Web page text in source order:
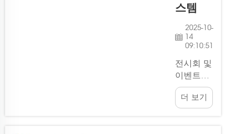
스템
2025-10-
14
09:10:51
전시회 및
이벤트에
서 귀사의
존재감을
돋보이게
더 보기